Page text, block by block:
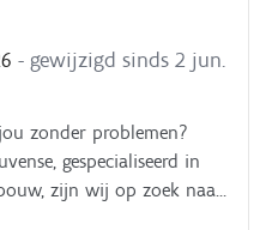
- gewijzigd sinds 2 jun.
zonder problemen?
gespecialiseerd in
zijn wij op zoek naar